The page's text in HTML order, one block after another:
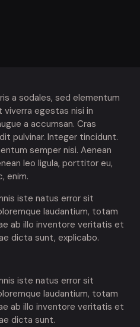
a sodales, sed elementum
egestas nisi in
a accumsan. Cras
pulvinar. Integer tincidunt.
semper nisi. Aenean
leo ligula, porttitor eu,
enim.
iste natus error sit
laudantium, totam
ab illo inventore veritatis et
dicta sunt, explicabo.
iste natus error sit
laudantium, totam
ab illo inventore veritatis et
dicta sunt.